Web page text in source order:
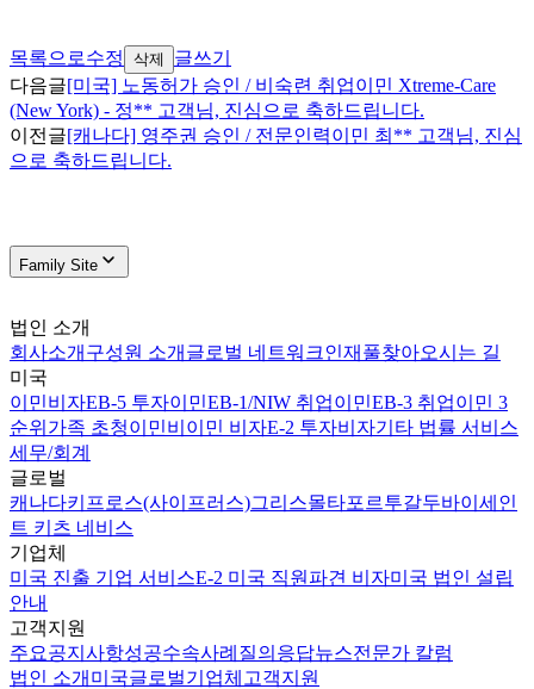
목록으로수정 삭제
글쓰기
다음글[미국] 노동허가 승인 / 비숙련 취업이민 Xtreme-Care
(New York) - 정** 고객님, 진심으로 축하드립니다.
이전글[캐나다] 영주권 승인 / 전문인력이민 최** 고객님, 진심
으로 축하드립니다.
Family Site
법인 소개
회사소개 구성원 소개 글로벌 네트워크인재풀찾아오시는 길
미국
이민비자EB-5 투자이민EB-1/NIW 취업이민EB-3 취업이민 3
순위 가족 초청이민비이민 비자E-2 투자비자기타 법률 서비스
세무/회계
글로벌
캐나다키프로스(사이프러스)그리스몰타포르투갈두바이 세인
트 키츠 네비스
기업체
미국 진출 기업 서비스E-2 미국 직원파견 비자미국 법인 설립
안내
고객지원
주요공지사항성공수속사례 질의응답뉴스전문가 칼럼
법인 소개 미국글로벌기업체 고객지원